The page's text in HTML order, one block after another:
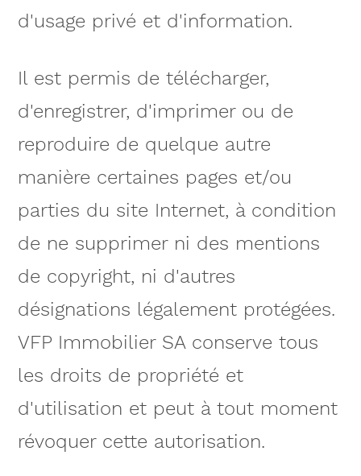
d'usage privé et d'information.
Il est permis de télécharger,
d'enregistrer, d'imprimer ou de
reproduire de quelque autre
manière certaines pages et/ou
parties du site Internet, à condition
de ne supprimer ni des mentions
de copyright, ni d'autres
désignations légalement protégées.
VFP Immobilier SA conserve tous
les droits de propriété et
d'utilisation et peut à tout moment
révoquer cette autorisation.